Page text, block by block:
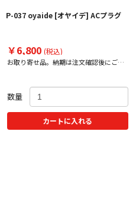
P-037 oyaide [オヤイデ] ACプラグ
￥6,800 (税込)
お取り寄せ品。納期は注文確認後にご案
数量
カートに入れる